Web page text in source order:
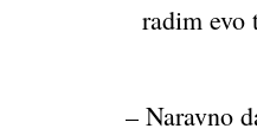
radim evo
– Naravno